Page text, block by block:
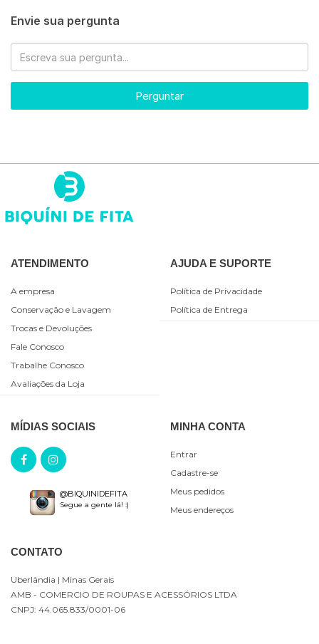
Envie sua pergunta
Perguntar
ATENDIMENTO
A empresa
Conservação e Lavagem
Trocas e Devoluções
Fale Conosco
Trabalhe Conosco
Avaliações da Loja
AJUDA E SUPORTE
Política de Privacidade
Política de Entrega
MÍDIAS SOCIAIS
@BIQUINIDEFITA
Segue a gente lá! :)
MINHA CONTA
Entrar
Cadastre-se
Meus pedidos
Meus endereços
CONTATO
Uberlândia | Minas Gerais
AMB - COMERCIO DE ROUPAS E ACESSÓRIOS LTDA
CNPJ: 44.065.833/0001-06